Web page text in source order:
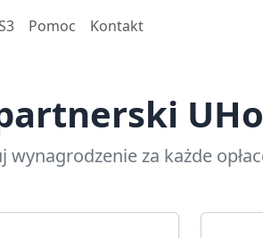
Pomoc Kontakt
za każde